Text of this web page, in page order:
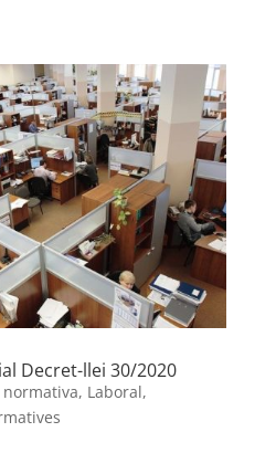
Decret-llei 30/2020
, Laboral,